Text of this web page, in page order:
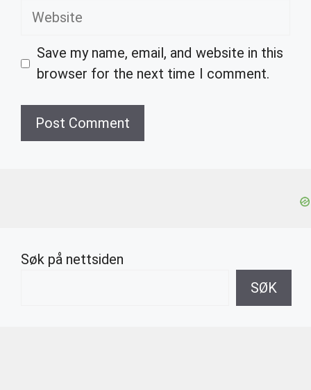
Website
Save my name, email, and website in this
browser for the next time I comment.
Søk på nettsiden
SØK